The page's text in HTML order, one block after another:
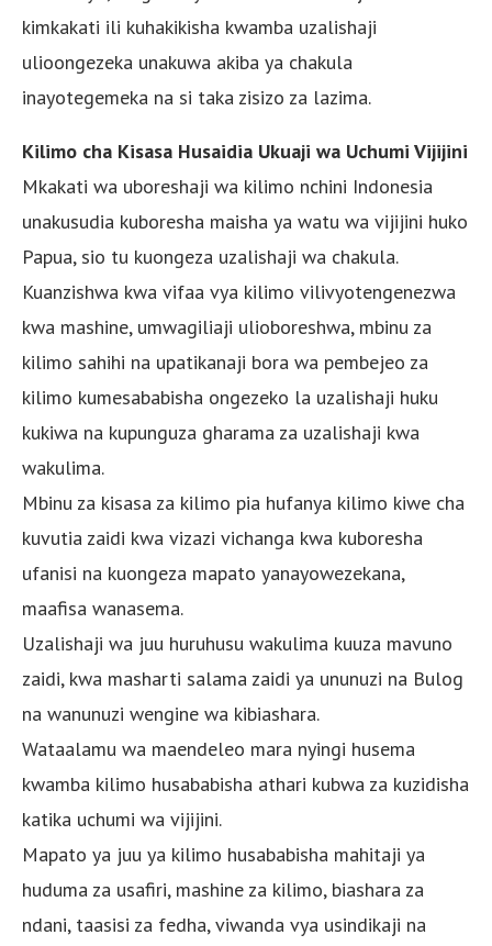
kimkakati ili kuhakikisha kwamba uzalishaji
ulioongezeka unakuwa akiba ya chakula
inayotegemeka na si taka zisizo za lazima.
Kilimo cha Kisasa Husaidia Ukuaji wa Uchumi Vijijini
Mkakati wa uboreshaji wa kilimo nchini Indonesia
unakusudia kuboresha maisha ya watu wa vijijini huko
Papua, sio tu kuongeza uzalishaji wa chakula.
Kuanzishwa kwa vifaa vya kilimo vilivyotengenezwa
kwa mashine, umwagiliaji ulioboreshwa, mbinu za
kilimo sahihi na upatikanaji bora wa pembejeo za
kilimo kumesababisha ongezeko la uzalishaji huku
kukiwa na kupunguza gharama za uzalishaji kwa
wakulima.
Mbinu za kisasa za kilimo pia hufanya kilimo kiwe cha
kuvutia zaidi kwa vizazi vichanga kwa kuboresha
ufanisi na kuongeza mapato yanayowezekana,
maafisa wanasema.
Uzalishaji wa juu huruhusu wakulima kuuza mavuno
zaidi, kwa masharti salama zaidi ya ununuzi na Bulog
na wanunuzi wengine wa kibiashara.
Wataalamu wa maendeleo mara nyingi husema
kwamba kilimo husababisha athari kubwa za kuzidisha
katika uchumi wa vijijini.
Mapato ya juu ya kilimo husababisha mahitaji ya
huduma za usafiri, mashine za kilimo, biashara za
ndani, taasisi za fedha, viwanda vya usindikaji na